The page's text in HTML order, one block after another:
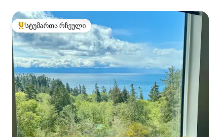
სტუმართა რჩეული მოწინავე ვარიანტი
სტუმართა რჩეული